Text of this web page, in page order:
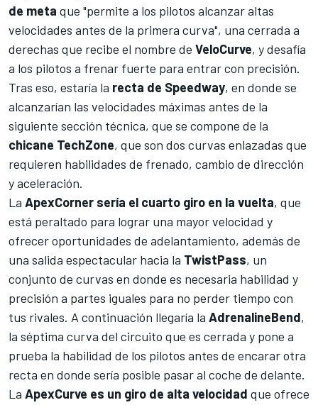
de meta que "permite a los pilotos alcanzar altas
velocidades antes de la primera curva", una cerrada a
derechas que recibe el nombre de VeloCurve, y desafía
a los pilotos a frenar fuerte para entrar con precisión.
Tras eso, estaría la recta de Speedway, en donde se
alcanzarían las velocidades máximas antes de la
siguiente sección técnica, que se compone de la
chicane TechZone, que son dos curvas enlazadas que
requieren habilidades de frenado, cambio de dirección
y aceleración.
La ApexCorner sería el cuarto giro en la vuelta, que
está peraltado para lograr una mayor velocidad y
ofrecer oportunidades de adelantamiento, además de
una salida espectacular hacia la TwistPass, un
conjunto de curvas en donde es necesaria habilidad y
precisión a partes iguales para no perder tiempo con
tus rivales. A continuación llegaría la AdrenalineBend,
la séptima curva del circuito que es cerrada y pone a
prueba la habilidad de los pilotos antes de encarar otra
recta en donde sería posible pasar al coche de delante.
La ApexCurve es un giro de alta velocidad que ofrece